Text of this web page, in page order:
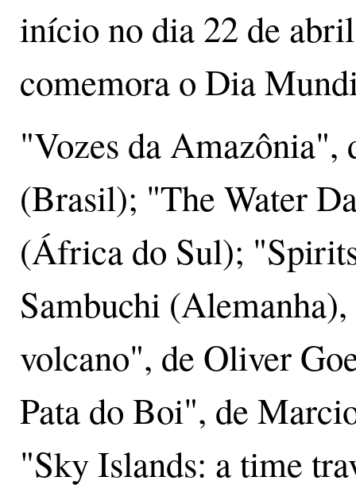
início no dia 22 de
comemora o Dia
"Vozes da Amazônia",
(Brasil); "The Water
(África do Sul);
Sambuchi
volcano", de Oliver
Pata do Boi", de
"Sky Islands: a time